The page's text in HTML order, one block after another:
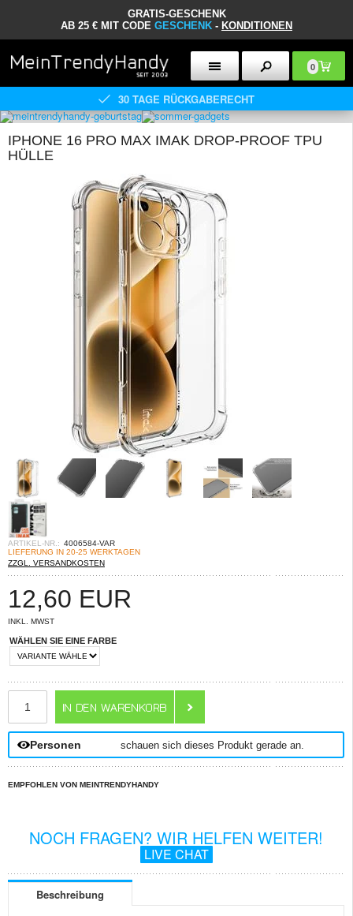
GRATIS-GESCHENK
AB 25 € MIT CODE GESCHENK - KONDITIONEN
0
30 TAGE RÜCKGABERECHT
IPHONE 16 PRO MAX IMAK DROP-PROOF TPU
HÜLLE
ARTIKEL-NR.: 4006584-VAR
LIEFERUNG IN 20-25 WERKTAGEN
ZZGL. VERSANDKOSTEN
12,60 EUR
INKL. MWST
WÄHLEN SIE EINE FARBE
Personen schauen sich dieses Produkt gerade an.
EMPFOHLEN VON MEINTRENDYHANDY
NOCH FRAGEN? WIR HELFEN WEITER!
LIVE CHAT
Beschreibung